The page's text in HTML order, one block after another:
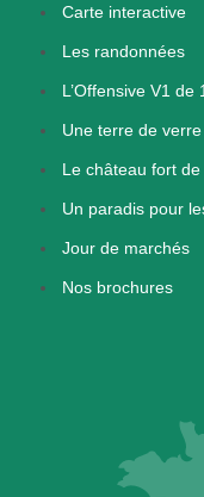
Carte interactive
Les randonnées
L’Offensive V1 de
Une terre de verre
Le château fort
Un paradis pour
Jour de marchés
Nos brochures